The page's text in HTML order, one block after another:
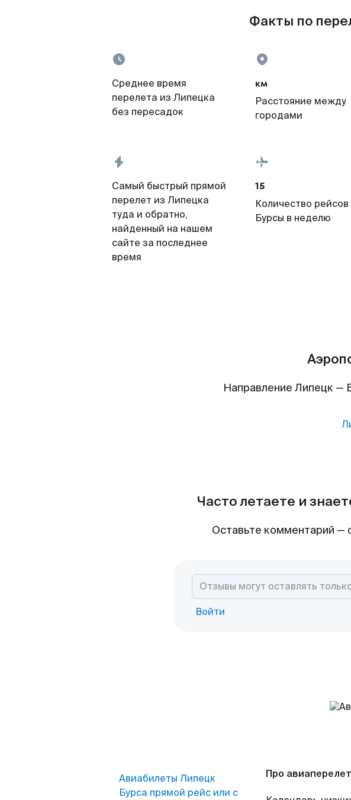
Факты по
Среднее время
перелета из Липецка
без пересадок
км
Расстояние между
городами
Самый быстрый прямой
перелет из Липецка
туда и обратно,
найденный на нашем
сайте за последнее
время
15
Количество
Бурсы в неделю
Направление Липецк —
Часто летаете и
Оставьте комментарий —
Войти
Авиабилеты Липецк
Бурса прямой рейс или с
Про